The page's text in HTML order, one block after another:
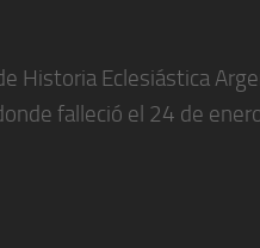
Historia Eclesiástica
falleció el 24 de